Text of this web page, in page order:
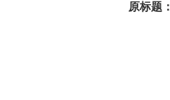
原标题：